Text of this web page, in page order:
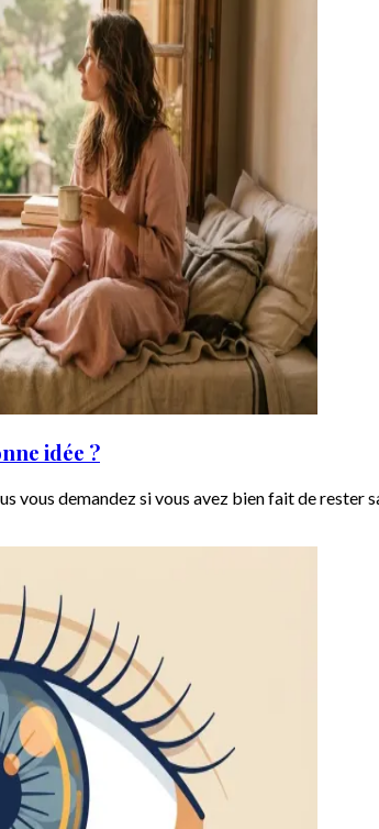
idée ?
vous demandez si vous avez bien fait de rester